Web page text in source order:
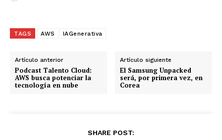
g
n
d
o
TAGS AWS IAGenerativa
Artículo anterior
Podcast Talento Cloud:
AWS busca potenciar la
tecnología en nube
Artículo siguiente
El Samsung Unpacked
será, por primera vez, en
Corea
SHARE POST: